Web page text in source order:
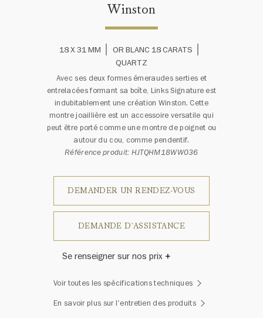
Winston
18 X 31 MM
OR BLANC 18 CARATS
QUARTZ
Avec ses deux formes émeraudes serties et
entrelacées formant sa boîte, Links Signature est
indubitablement une création Winston. Cette
montre joaillière est un accessoire versatile qui
peut être porté comme une montre de poignet ou
autour du cou, comme pendentif.
Référence produit: HJTQHM18WW036
DEMANDER UN RENDEZ-VOUS
DEMANDE D'ASSISTANCE
Se renseigner sur nos prix
n'y a pas deux diamants qui se
ressemblent.» Chaque bijou de la
Maison Harry Winston présente un
Voir toutes les spécifications techniques
En savoir plus sur l'entretien des produits